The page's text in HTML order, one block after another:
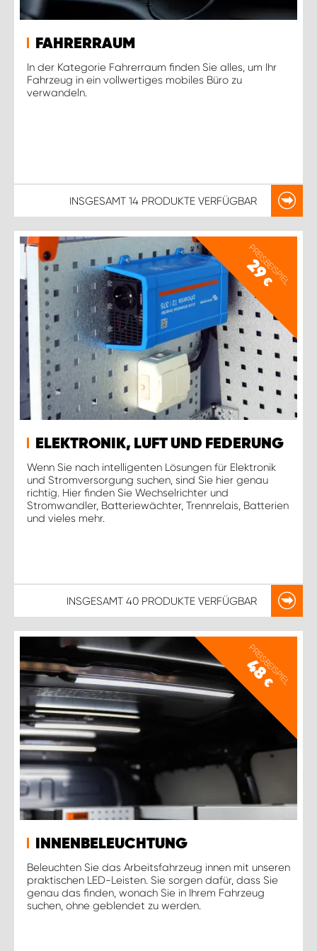
FAHRERRAUM
In der Kategorie Fahrerraum finden Sie alles, um Ihr
Fahrzeug in ein vollwertiges mobiles Büro zu
verwandeln.
INSGESAMT 14 PRODUKTE VERFÜGBAR
PREISBEISPIEL
29
€
ELEKTRONIK, LUFT UND FEDERUNG
Wenn Sie nach intelligenten Lösungen für Elektronik
und Stromversorgung suchen, sind Sie hier genau
richtig. Hier finden Sie Wechselrichter und
Stromwandler, Batteriewächter, Trennrelais, Batterien
und vieles mehr.
INSGESAMT 40 PRODUKTE VERFÜGBAR
PREISBEISPIEL
48
€
INNENBELEUCHTUNG
Beleuchten Sie das Arbeitsfahrzeug innen mit unseren
praktischen LED-Leisten. Sie sorgen dafür, dass Sie
genau das finden, wonach Sie in Ihrem Fahrzeug
suchen, ohne geblendet zu werden.